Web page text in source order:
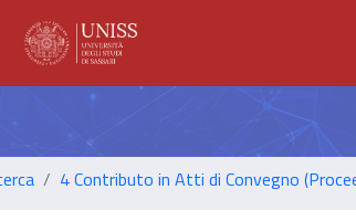
4 Contributo in Atti di Convegno